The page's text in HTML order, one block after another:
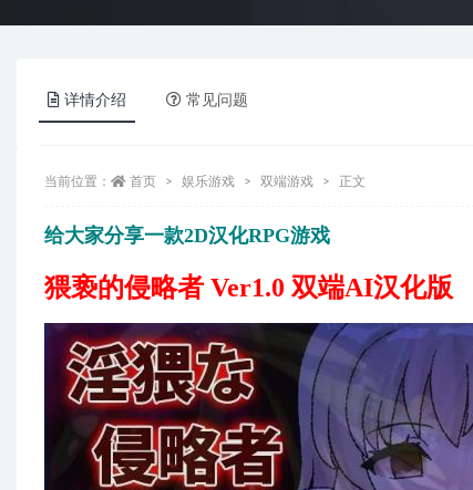
详情介绍 常见问题
当前位置： 首页 娱乐游戏 双端游戏 正文
给大家分享一款2D汉化RPG游戏
猥亵的侵略者 Ver1.0 双端AI汉化版